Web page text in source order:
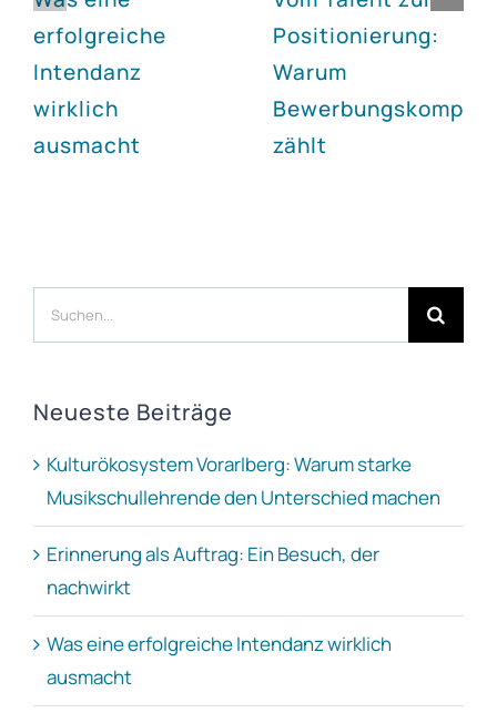
erfolgreiche
Intendanz
wirklich
ausmacht
Positionierung:
Warum
zählt
nach:
Neueste Beiträge
Kulturökosystem Vorarlberg: Warum starke
Musikschullehrende den Unterschied machen
Erinnerung als Auftrag: Ein Besuch, der
nachwirkt
Was eine erfolgreiche Intendanz wirklich
ausmacht